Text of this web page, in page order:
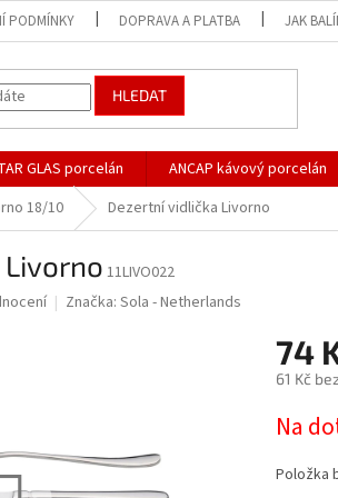
PODMÍNKY DOPRAVA A PLATBA JAK
HLEDAT
GLAS porcelán ANCAP kávový porcelán
18/10 Dezertní vidlička Livorno
11LIVO022
Značka: Sola - Netherlands
74
61 Kč
cena:
Na
Položka